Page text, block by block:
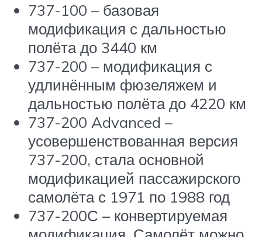
737-100 – базовая
модификация с дальностью
полёта до 3440 км
737-200 – модификация с
удлинённым фюзеляжем и
дальностью полёта до 4220 км
737-200 Advanced –
усовершенствованная версия
737-200, стала основной
модификацией пассажирского
самолёта с 1971 по 1988 год
737-200С – конвертируемая